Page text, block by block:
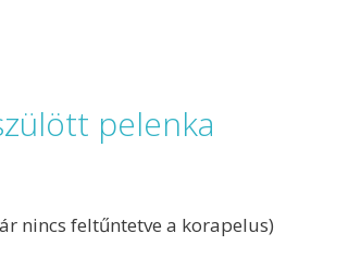
pelenka
nincs feltűntetve a korapelus)